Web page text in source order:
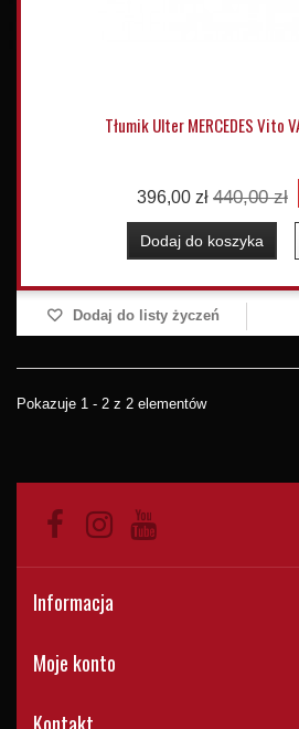
Tłumik Ulter MERCEDES Vito
396,00 zł 440,00 zł
Dodaj do koszyka
Dodaj do listy życzeń
Pokazuje 1 - 2 z 2 elementów
Informacja
Moje konto